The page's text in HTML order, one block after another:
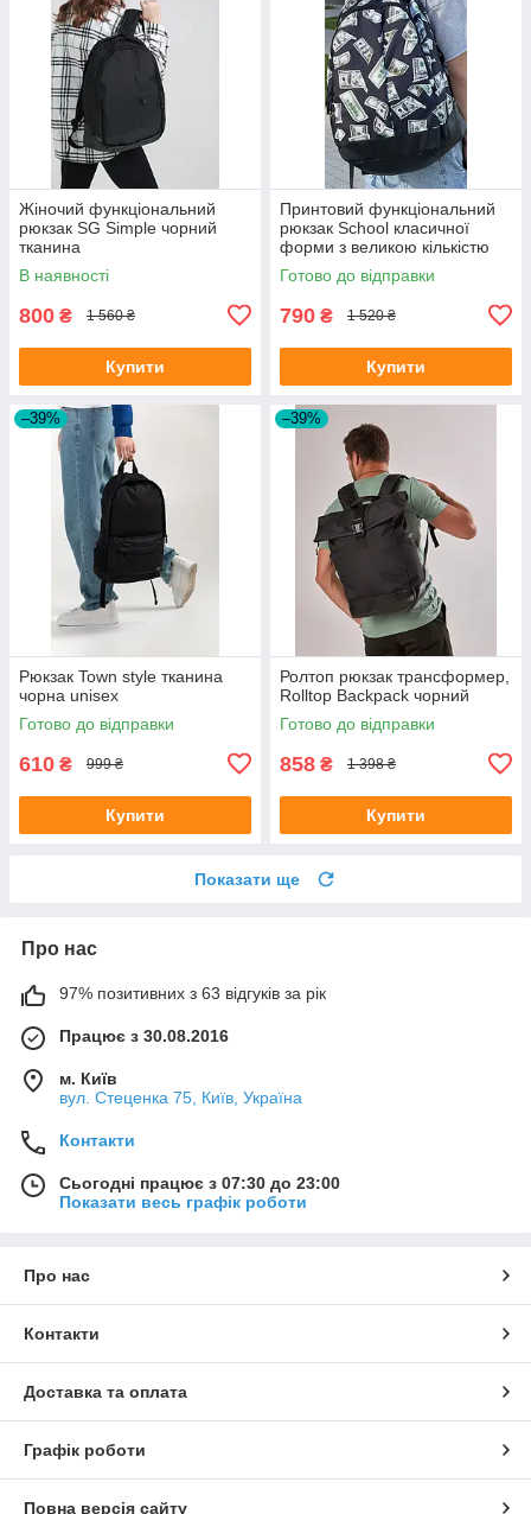
Жіночий функціональний
рюкзак SG Simple чорний
тканина
В наявності
800 ₴ 1 560 ₴
Купити
Принтовий функціональний
рюкзак School класичної
форми з великою кількістю
відділень на 30л
Готово до відправки
790 ₴ 1 520 ₴
Купити
–39%
Рюкзак Town style тканина
чорна unisex
Готово до відправки
610 ₴ 999 ₴
Купити
–39%
Ролтоп рюкзак трансформер,
Rolltop Backpack чорний
Готово до відправки
858 ₴ 1 398 ₴
Купити
Показати ще
Про нас
97% позитивних з 63 відгуків за рік
Працює з 30.08.2016
м. Київ
вул. Стеценка 75, Київ, Україна
Контакти
Сьогодні працює з 07:30 до 23:00
Показати весь графік роботи
Про нас
Контакти
Доставка та оплата
Графік роботи
Повна версія сайту